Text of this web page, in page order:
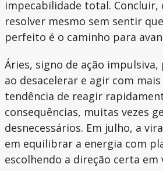
impecabilidade total. Concluir,
resolver mesmo sem sentir
perfeito é o caminho para
Áries, signo de ação
ao desacelerar e agir com
tendência de reagir
consequências, muitas vezes
desnecessários. Em julho, a
em equilibrar a energia com
escolhendo a direção certa em